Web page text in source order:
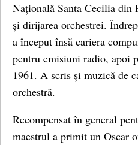
Națională Santa Cecilia din
și dirijarea orchestrei.
a început însă cariera
pentru emisiuni radio, apoi
1961. A scris și muzică de
orchestră.
Recompensat în general
maestrul a primit un Oscar